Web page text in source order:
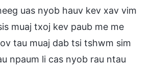
uas nyob hauv kev xav vim
muaj txoj kev paub me me
tau muaj dab tsi tshwm sim
npaum li cas nyob rau ntau